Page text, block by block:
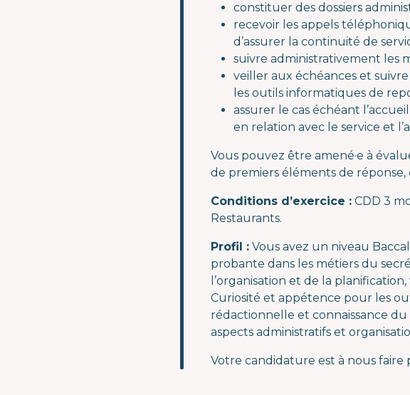
constituer des dossiers
recevoir les appels
d’assurer la continuité de
suivre administrativement les
veiller aux échéances et
les outils informatiques de
assurer le cas échéant
en relation avec le service et
Vous pouvez être amené·e à
de premiers éléments de réponse,
Conditions d’exercice : CDD 3
Restaurants.
Profil : Vous avez un niveau
probante dans les métiers du
l’organisation et de la
Curiosité et appétence pour les
rédactionnelle et connaissance
aspects administratifs et
Votre candidature est à nous faire